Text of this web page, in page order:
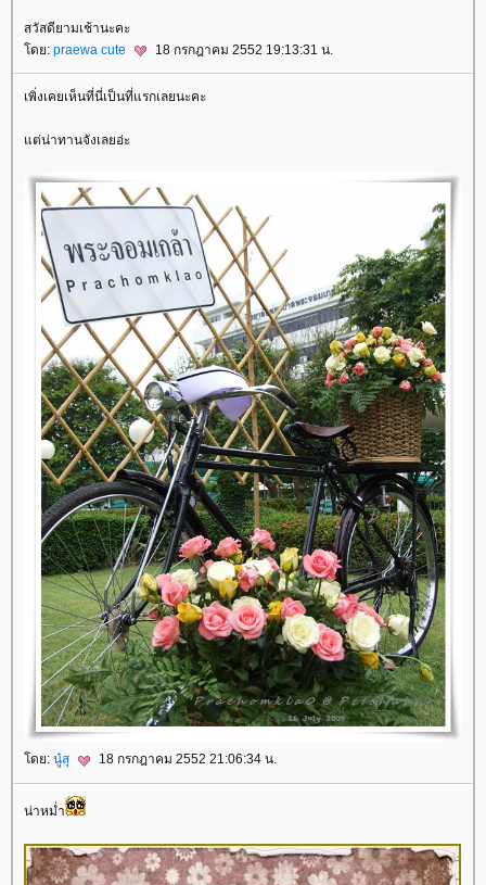
สวัสดียามเช้านะคะ
โดย: praewa cute 18 กรกฎาคม 2552 19:13:31 น.
เพิ่งเคยเห็นที่นี่เป็นที่แรกเลยนะคะ
แต่น่าทานจังเลยอ่ะ
โดย: นู๋สุ 18 กรกฎาคม 2552 21:06:34 น.
น่าหม่ำ